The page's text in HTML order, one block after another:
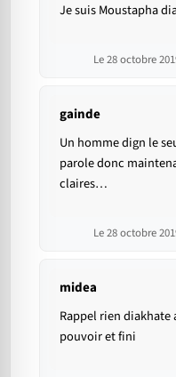
Je suis Moustapha
Le 28 octobre
gainde
Un homme dign le
parole donc
claires…
Le 28 octobre
midea
Rappel rien
pouvoir et fini